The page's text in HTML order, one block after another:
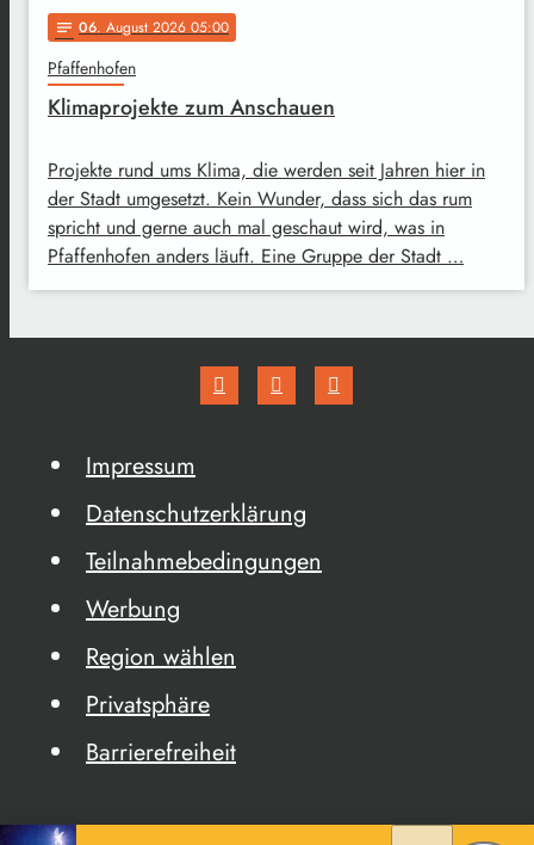
notes 06. August 2026 05:00
Pfaffenhofen
Klimaprojekte zum Anschauen
Projekte rund ums Klima, die werden seit Jahren hier in
der Stadt umgesetzt. Kein Wunder, dass sich das rum
spricht und gerne auch mal geschaut wird, was in
Pfaffenhofen anders läuft. Eine Gruppe der Stadt …
Impressum
Datenschutzerklärung
Teilnahmebedingungen
Werbung
Region wählen
Privatsphäre
Barrierefreiheit